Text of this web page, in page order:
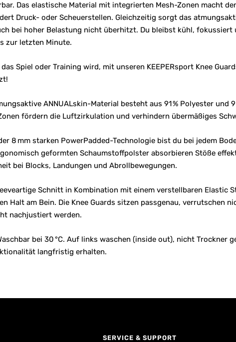
Das elastische Material mit integrierten Mesh-Zonen macht
Druck- oder Scheuerstellen. Gleichzeitig sorgt das
bei hoher Belastung nicht überhitzt. Du bleibst kühl, fokussiert
zur letzten Minute.
Spiel oder Training wird, mit unseren KEEPERsport Knee
ANNUALskin-Material besteht aus 91 % Polyester und
fördern die Luftzirkulation und verhindern übermäßiges
8 mm starken PowerPadded-Technologie bist du bei jedem
geformten Schaumstoffpolster absorbieren Stöße
bei Blocks, Landungen und Abrollbewegungen.
Schnitt in Kombination mit einem verstellbaren Elastic
Halt am Bein. Die Knee Guards sitzen passgenau, verrutschen
nachjustiert werden.
bei 30 °C. Auf links waschen (inside out), nicht Trockner
langfristig erhalten.
SERVICE & SUPPORT